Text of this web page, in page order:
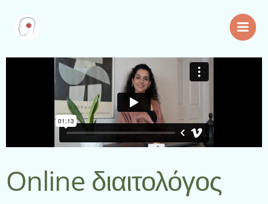
περιεχόμενο
Online διαιτολόγος